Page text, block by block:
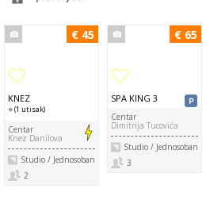
KNEZ
⭐ (1 utisak)
Centar
Knez Danilova
Studio / Jednosoban
2
€ 45
SPA KING 3
Centar
Dimitrija Tucovića
Studio / Jednosoban
3
€ 65